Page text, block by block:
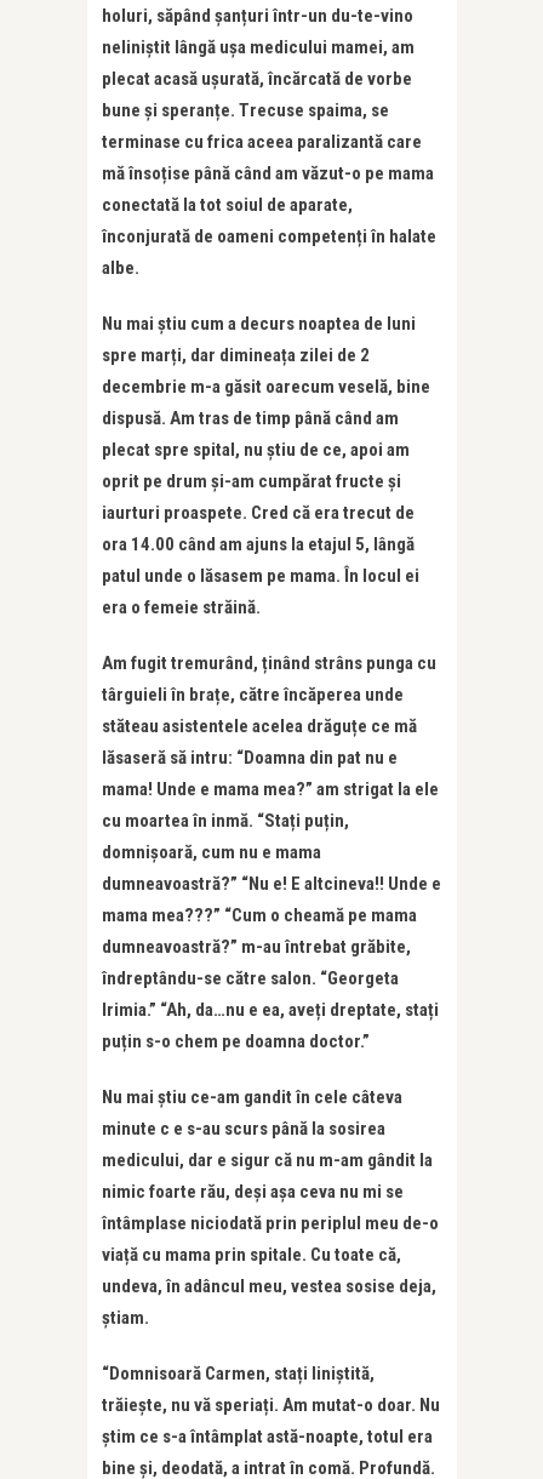
holuri, săpând șanțuri într-un du-te-vino
neliniștit lângă ușa medicului mamei, am
plecat acasă ușurată, încărcată de vorbe
bune și speranțe. Trecuse spaima, se
terminase cu frica aceea paralizantă care
mă însoțise până când am văzut-o pe mama
conectată la tot soiul de aparate,
înconjurată de oameni competenți în halate
albe.
Nu mai știu cum a decurs noaptea de luni
spre marți, dar dimineața zilei de 2
decembrie m-a găsit oarecum veselă, bine
dispusă. Am tras de timp până când am
plecat spre spital, nu știu de ce, apoi am
oprit pe drum și-am cumpărat fructe și
iaurturi proaspete. Cred că era trecut de
ora 14.00 când am ajuns la etajul 5, lângă
patul unde o lăsasem pe mama. În locul ei
era o femeie străină.
Am fugit tremurând, ținând strâns punga cu
târguieli în brațe, către încăperea unde
stăteau asistentele acelea drăguțe ce mă
lăsaseră să intru: “Doamna din pat nu e
mama! Unde e mama mea?” am strigat la ele
cu moartea în inmă. “Stați puțin,
domnișoară, cum nu e mama
dumneavoastră?” “Nu e! E altcineva!! Unde e
mama mea???” “Cum o cheamă pe mama
dumneavoastră?” m-au întrebat grăbite,
îndreptându-se către salon. “Georgeta
Irimia.” “Ah, da…nu e ea, aveți dreptate, stați
puțin s-o chem pe doamna doctor.”
Nu mai știu ce-am gandit în cele câteva
minute c e s-au scurs până la sosirea
medicului, dar e sigur că nu m-am gândit la
nimic foarte rău, deși așa ceva nu mi se
întâmplase niciodată prin periplul meu de-o
viață cu mama prin spitale. Cu toate că,
undeva, în adâncul meu, vestea sosise deja,
știam.
“Domnisoară Carmen, stați liniștită,
trăiește, nu vă speriați. Am mutat-o doar. Nu
știm ce s-a întâmplat astă-noapte, totul era
bine și, deodată, a intrat în comă. Profundă.